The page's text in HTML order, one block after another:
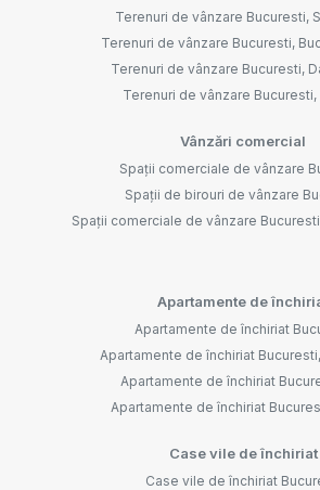
Terenuri de vânzare Bucuresti,
Terenuri de vânzare Bucuresti,
Terenuri de vânzare Bucuresti,
Terenuri de vânzare
Vânzări comercial
Spații comerciale de vânzare
Spații de birouri de vânzare
Spații comerciale de vânzare
Apartamente de
Apartamente de închiriat
Apartamente de închiriat
Apartamente de închiriat
Apartamente de închiriat
Case vile de închiriat
Case vile de închiriat